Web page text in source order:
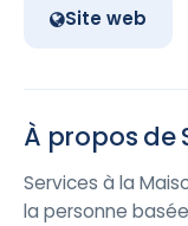
Site web
À propos de
Services à la
la personne